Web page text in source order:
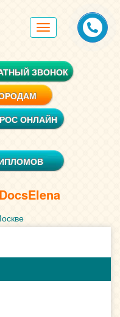
Toggle
navigation
ЗВОНОК
ОНЛАЙН